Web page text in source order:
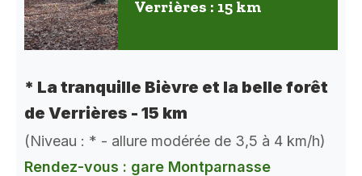
Verrières : 15 km
* La tranquille Bièvre et la belle forêt
de Verrières - 15 km
(Niveau : * - allure modérée de 3,5 à 4 km/h)
Rendez-vous : gare Montparnasse